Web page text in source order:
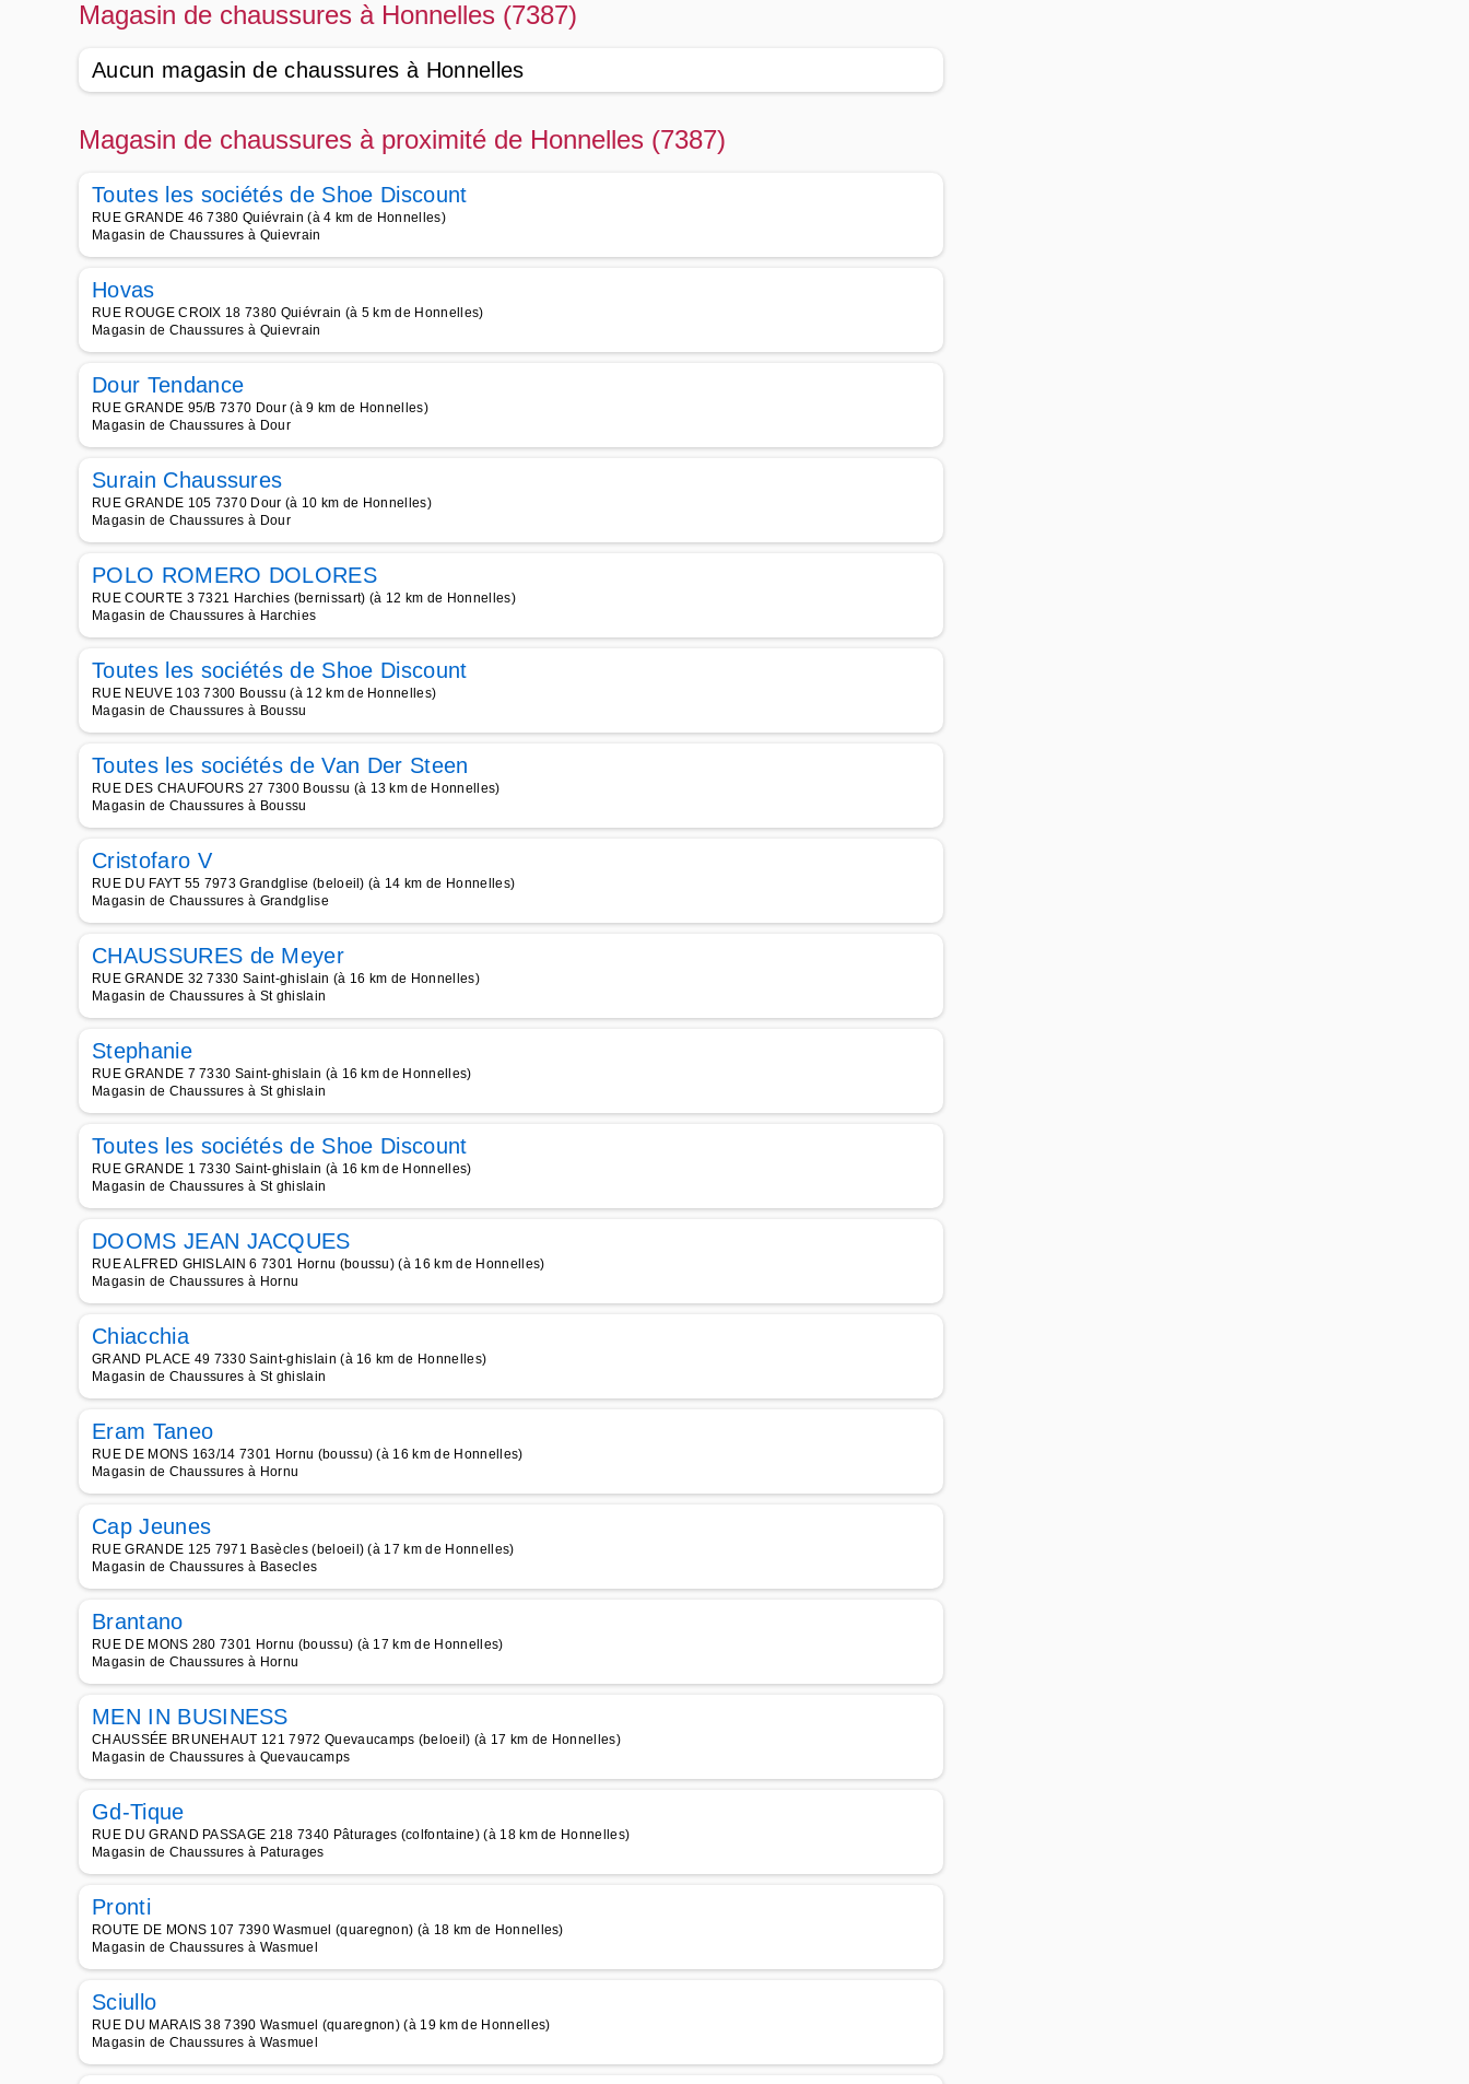
Magasin de chaussures à Honnelles (7387)
Aucun magasin de chaussures à Honnelles
Magasin de chaussures à proximité de Honnelles (7387)
Toutes les sociétés de Shoe Discount
RUE GRANDE 46 7380 Quiévrain (à 4 km de Honnelles)
Magasin de Chaussures à Quievrain
Hovas
RUE ROUGE CROIX 18 7380 Quiévrain (à 5 km de Honnelles)
Magasin de Chaussures à Quievrain
Dour Tendance
RUE GRANDE 95/B 7370 Dour (à 9 km de Honnelles)
Magasin de Chaussures à Dour
Surain Chaussures
RUE GRANDE 105 7370 Dour (à 10 km de Honnelles)
Magasin de Chaussures à Dour
POLO ROMERO DOLORES
RUE COURTE 3 7321 Harchies (bernissart) (à 12 km de Honnelles)
Magasin de Chaussures à Harchies
Toutes les sociétés de Shoe Discount
RUE NEUVE 103 7300 Boussu (à 12 km de Honnelles)
Magasin de Chaussures à Boussu
Toutes les sociétés de Van Der Steen
RUE DES CHAUFOURS 27 7300 Boussu (à 13 km de Honnelles)
Magasin de Chaussures à Boussu
Cristofaro V
RUE DU FAYT 55 7973 Grandglise (beloeil) (à 14 km de Honnelles)
Magasin de Chaussures à Grandglise
CHAUSSURES de Meyer
RUE GRANDE 32 7330 Saint-ghislain (à 16 km de Honnelles)
Magasin de Chaussures à St ghislain
Stephanie
RUE GRANDE 7 7330 Saint-ghislain (à 16 km de Honnelles)
Magasin de Chaussures à St ghislain
Toutes les sociétés de Shoe Discount
RUE GRANDE 1 7330 Saint-ghislain (à 16 km de Honnelles)
Magasin de Chaussures à St ghislain
DOOMS JEAN JACQUES
RUE ALFRED GHISLAIN 6 7301 Hornu (boussu) (à 16 km de Honnelles)
Magasin de Chaussures à Hornu
Chiacchia
GRAND PLACE 49 7330 Saint-ghislain (à 16 km de Honnelles)
Magasin de Chaussures à St ghislain
Eram Taneo
RUE DE MONS 163/14 7301 Hornu (boussu) (à 16 km de Honnelles)
Magasin de Chaussures à Hornu
Cap Jeunes
RUE GRANDE 125 7971 Basècles (beloeil) (à 17 km de Honnelles)
Magasin de Chaussures à Basecles
Brantano
RUE DE MONS 280 7301 Hornu (boussu) (à 17 km de Honnelles)
Magasin de Chaussures à Hornu
MEN IN BUSINESS
CHAUSSÉE BRUNEHAUT 121 7972 Quevaucamps (beloeil) (à 17 km de Honnelles)
Magasin de Chaussures à Quevaucamps
Gd-Tique
RUE DU GRAND PASSAGE 218 7340 Pâturages (colfontaine) (à 18 km de Honnelles)
Magasin de Chaussures à Paturages
Pronti
ROUTE DE MONS 107 7390 Wasmuel (quaregnon) (à 18 km de Honnelles)
Magasin de Chaussures à Wasmuel
Sciullo
RUE DU MARAIS 38 7390 Wasmuel (quaregnon) (à 19 km de Honnelles)
Magasin de Chaussures à Wasmuel